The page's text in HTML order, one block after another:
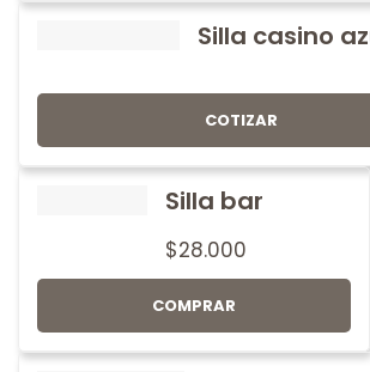
Silla casino
COTIZAR
Silla bar
$28.000
COMPRAR